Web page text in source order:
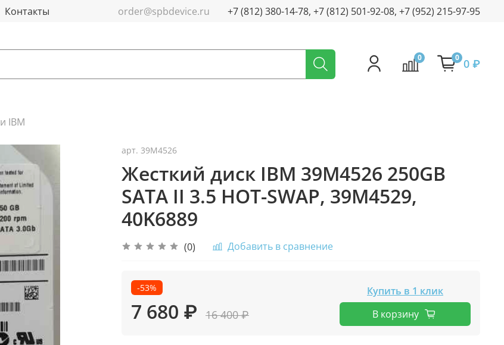
Контакты order@spbdevice.ru +7 (812) 380-14-78, +7 (812) 501-92-08, +7 (952) 215-97-95
0 0 0 ₽
IBM
арт. 39M4526
Жесткий диск IBM 39M4526 250GB
SATA II 3.5 HOT-SWAP, 39M4529,
40K6889
(0) Добавить в сравнение
-53%
7 680 ₽ 16 400 ₽
Купить в 1 клик
В корзину